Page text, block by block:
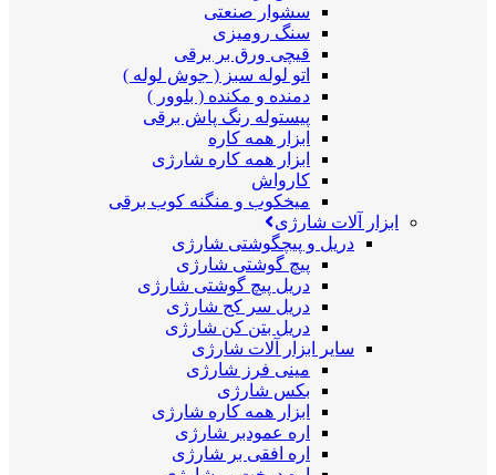
سشوار صنعتی
سنگ رومیزی
قیچی ورق بر برقی
اتو لوله سبز ( جوش لوله )
دمنده و مکنده ( بلوور )
پیستوله رنگ پاش برقی
ابزار همه کاره
ابزار همه کاره شارژی
کارواش
میخکوب و منگنه کوب برقی
ابزار آلات شارژی
دریل و پیچگوشتی شارژی
پیچ گوشتی شارژی
دریل پیچ گوشتی شارژی
دریل سر کج شارژی
دریل بتن کن شارژی
سایر ابزار آلات شارژی
مینی فرز شارژی
بکس شارژی
ابزار همه کاره شارژی
اره عمودبر شارژی
اره افقی بر شارژی